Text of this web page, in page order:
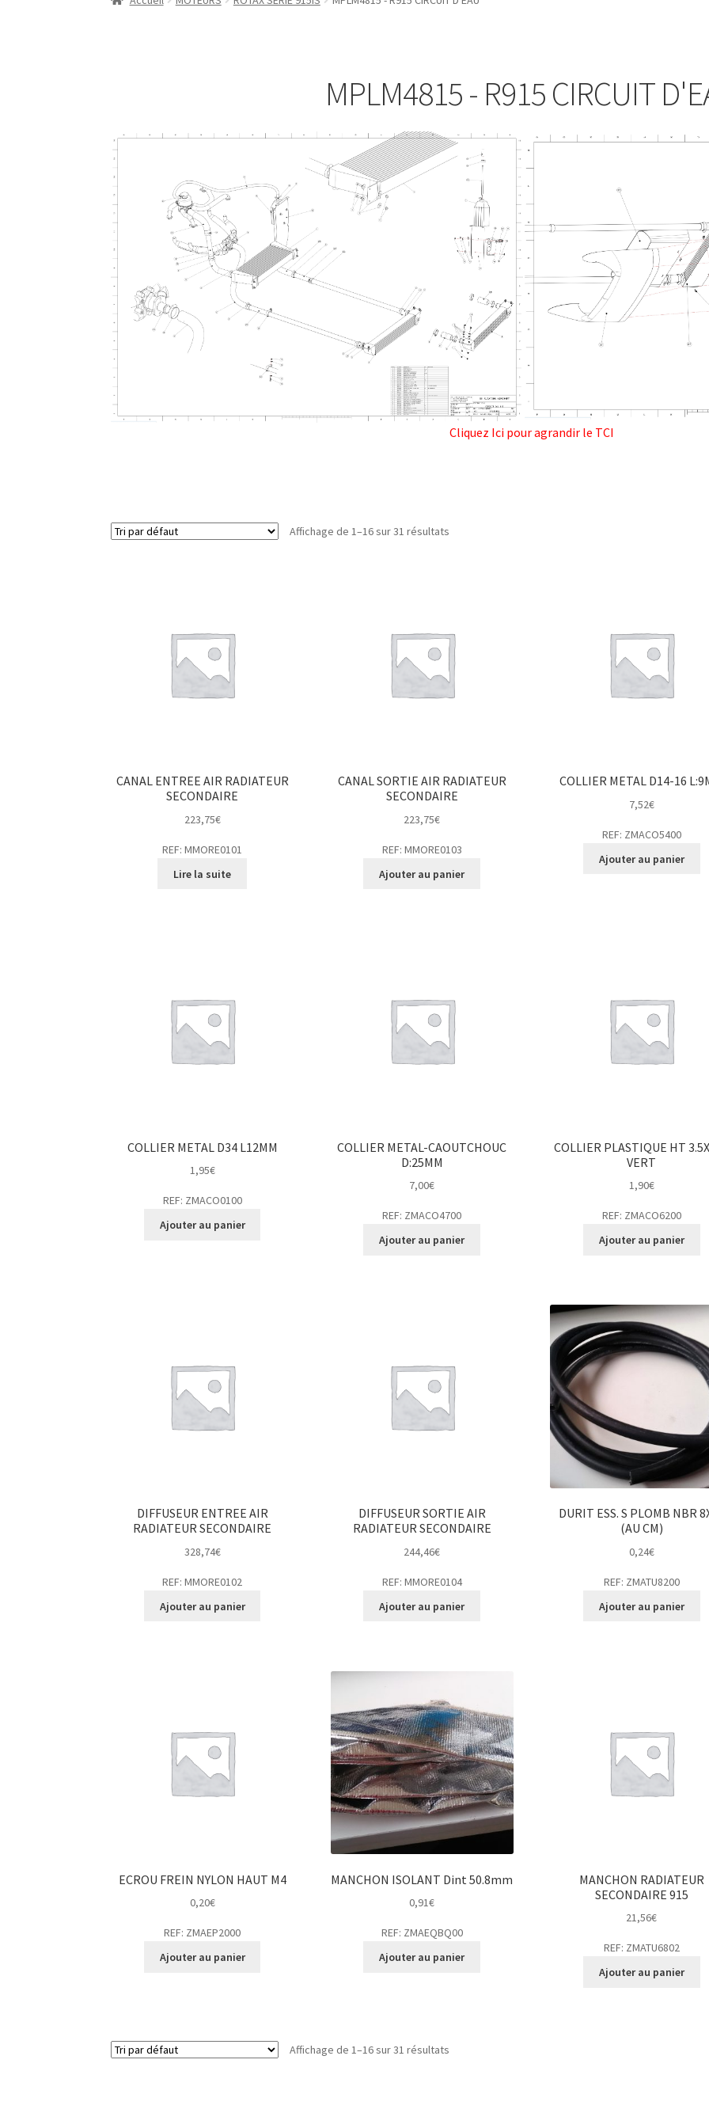
MPLM4815 - R915 CIRCUIT
Cliquez Ici pour agrandir le TCI
Affichage de 1–16 sur 31 résultats
CANAL ENTREE AIR RADIATEUR
SECONDAIRE
223,75€
REF: MMORE0101
Lire la suite
CANAL SORTIE AIR RADIATEUR
SECONDAIRE
223,75€
REF: MMORE0103
Ajouter au panier
COLLIER METAL D14-16
7,52€
REF: ZMACO5400
Ajouter au panier
COLLIER METAL D34 L12MM
1,95€
REF: ZMACO0100
Ajouter au panier
COLLIER METAL-CAOUTCHOUC
D:25MM
7,00€
REF: ZMACO4700
Ajouter au panier
COLLIER PLASTIQUE HT
VERT
1,90€
REF: ZMACO6200
Ajouter au panier
DIFFUSEUR ENTREE AIR
RADIATEUR SECONDAIRE
328,74€
REF: MMORE0102
Ajouter au panier
DIFFUSEUR SORTIE AIR
RADIATEUR SECONDAIRE
244,46€
REF: MMORE0104
Ajouter au panier
DURIT ESS. S PLOMB NBR
(AU CM)
0,24€
REF: ZMATU8200
Ajouter au panier
ECROU FREIN NYLON HAUT M4
0,20€
REF: ZMAEP2000
Ajouter au panier
MANCHON ISOLANT Dint 50.8mm
0,91€
REF: ZMAEQBQ00
Ajouter au panier
MANCHON RADIATEUR
SECONDAIRE 915
21,56€
REF: ZMATU6802
Ajouter au panier
Affichage de 1–16 sur 31 résultats